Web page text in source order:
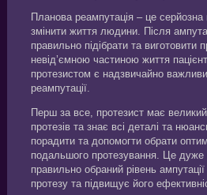
Планова реампутація – це
змінити життя людини. Після
правильно підібрати та виготовити
невід’ємною частиною життя
протезистом є надзвичайно
реампутації.
Перш за все, протезист має великий
протезів та знає всі деталі та
порадити та допомогти обрати
подальшого протезування. Це дуже
правильно обраний рівень
протезу та підвищує його